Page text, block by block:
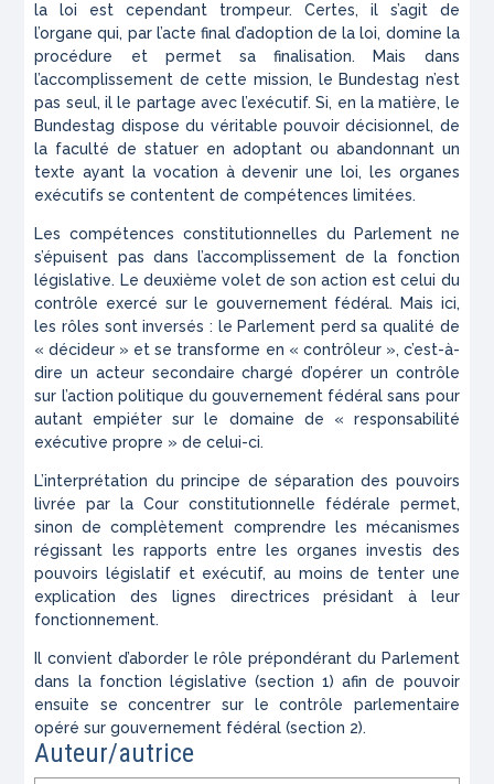
la loi est cependant trompeur. Certes, il s’agit de
l’organe qui, par l’acte final d’adoption de la loi, domine la
procédure et permet sa finalisation. Mais dans
l’accomplissement de cette mission, le Bundestag n’est
pas seul, il le partage avec l’exécutif. Si, en la matière, le
Bundestag dispose du véritable pouvoir décisionnel, de
la faculté de statuer en adoptant ou abandonnant un
texte ayant la vocation à devenir une loi, les organes
exécutifs se contentent de compétences limitées.
Les compétences constitutionnelles du Parlement ne
s’épuisent pas dans l’accomplissement de la fonction
législative. Le deuxième volet de son action est celui du
contrôle exercé sur le gouvernement fédéral. Mais ici,
les rôles sont inversés : le Parlement perd sa qualité de
« décideur » et se transforme en « contrôleur », c’est-à-
dire un acteur secondaire chargé d’opérer un contrôle
sur l’action politique du gouvernement fédéral sans pour
autant empiéter sur le domaine de « responsabilité
exécutive propre » de celui-ci.
L’interprétation du principe de séparation des pouvoirs
livrée par la Cour constitutionnelle fédérale permet,
sinon de complètement comprendre les mécanismes
régissant les rapports entre les organes investis des
pouvoirs législatif et exécutif, au moins de tenter une
explication des lignes directrices présidant à leur
fonctionnement.
Il convient d’aborder le rôle prépondérant du Parlement
dans la fonction législative (section 1) afin de pouvoir
ensuite se concentrer sur le contrôle parlementaire
opéré sur gouvernement fédéral (section 2).
Auteur/autrice